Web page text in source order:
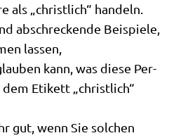
als „christ­lich“ handeln.
abschrecken­de Bei­spie­le,
lassen,
kann, was die­se Per­
Eti­kett „christ­lich“
gut, wenn Sie sol­chen